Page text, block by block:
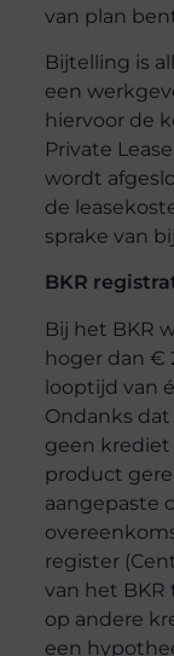
van plan
Bijtelling is
een
hiervoor de
Private
wordt
de
sprake van
BKR
Bij het BKR
hoger dan €
looptijd van
Ondanks
geen krediet
product
aangepaste
register
van het BKR
op andere
een